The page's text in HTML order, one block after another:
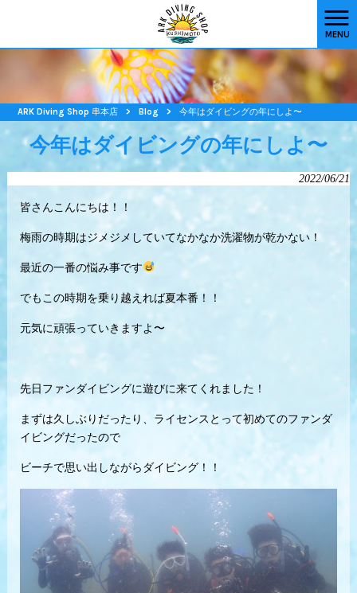
MENU
ARK Diving Shop 串本店 > Blog > 今年はダイビングの年にしよ〜
今年はダイビングの年にしよ〜
2022/06/21
皆さんこんにちは！！
梅雨の時期はジメジメしていてなかなか洗濯物が乾かない！
最近の一番の悩み事です
でもこの時期を乗り越えれば夏本番！！
元気に頑張っていきますよ〜
先日ファンダイビングに遊びに来てくれました！
まずは久しぶりだったり、ライセンスとって初めてのファンダ
イビングだったので
ビーチで思い出しながらダイビング！！